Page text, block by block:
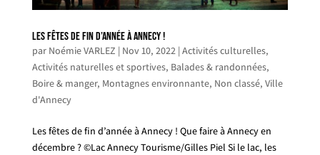
Les fêtes de fin d’année à Annecy !
par Noémie VARLEZ | Nov 10, 2022| Activités culturelles,
Activités naturelles et sportives, Balades & randonnées,
Boire & manger, Montagnes environnante, Non classé, Ville
d'Annecy
Les fêtes de fin d’année à Annecy ! Que faire à Annecy en
décembre ? ©Lac Annecy Tourisme/Gilles Piel Si le lac, les